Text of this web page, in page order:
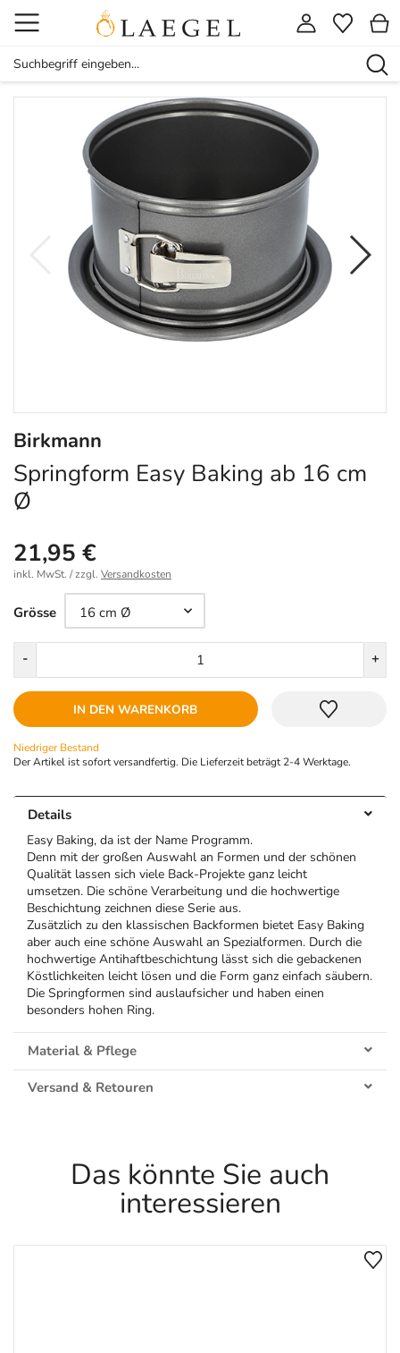
Birkmann
Springform Easy Baking ab 16 cm
Ø
21,95 €
inkl. MwSt. / zzgl. Versandkosten
Grösse
- +
IN DEN WARENKORB
Niedriger Bestand
Der Artikel ist sofort versandfertig. Die Lieferzeit beträgt 2-4 Werktage.
Details
Easy Baking, da ist der Name Programm.
Denn mit der großen Auswahl an Formen und der schönen
Qualität lassen sich viele Back-Projekte ganz leicht
umsetzen. Die schöne Verarbeitung und die hochwertige
Beschichtung zeichnen diese Serie aus.
Zusätzlich zu den klassischen Backformen bietet Easy Baking
aber auch eine schöne Auswahl an Spezialformen. Durch die
hochwertige Antihaftbeschichtung lässt sich die gebackenen
Köstlichkeiten leicht lösen und die Form ganz einfach säubern.
Die Springformen sind auslaufsicher und haben einen
besonders hohen Ring.
Material & Pflege
Versand & Retouren
Das könnte Sie auch
interessieren